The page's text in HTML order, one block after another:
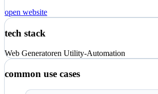
open website
tech stack
Web Generatoren Utility-Automation
common use cases